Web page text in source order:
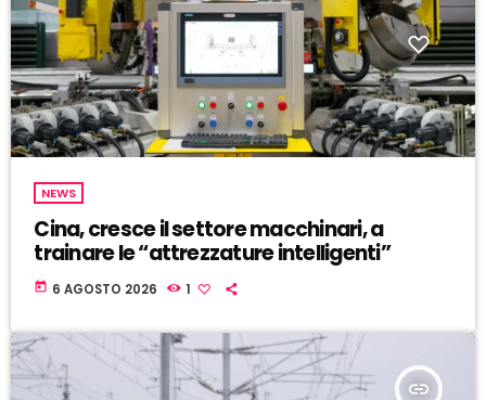
NEWS
Cina, cresce il settore macchinari, a
trainare le “attrezzature intelligenti”
today 6 AGOSTO 2026 1
insert_link